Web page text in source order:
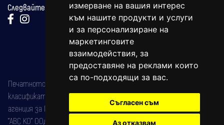
измерване на вашия интерес
към нашите продукти и услуги
и за персонализиране на
маркетинговите
взаимодействия, за
предоставяне на реклами които
са по-подходящи за вас.
Съгласен съм
Аз отказвам
Следвайте ни:
Печатното издание на вестника е регистрирано в националния
класификатор на печатните издания (Българска национална
агенция за ISSN) под номер: ISSN 1312-4722.
"АВС КО" ООД е притежател на марката: Вяра информационен